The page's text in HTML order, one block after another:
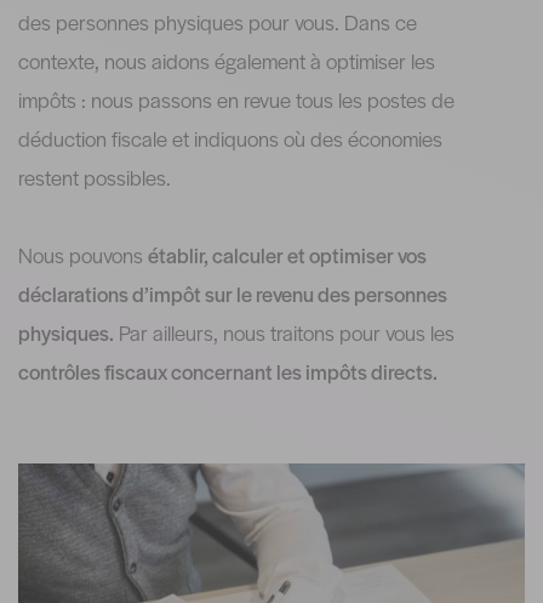
des personnes physiques pour vous. Dans ce
contexte, nous aidons également à optimiser les
impôts : nous passons en revue tous les postes de
déduction fiscale et indiquons où des économies
restent possibles.
Nous pouvons établir, calculer et optimiser vos
déclarations d’impôt sur le revenu des personnes
physiques. Par ailleurs, nous traitons pour vous les
contrôles fiscaux concernant les impôts directs.